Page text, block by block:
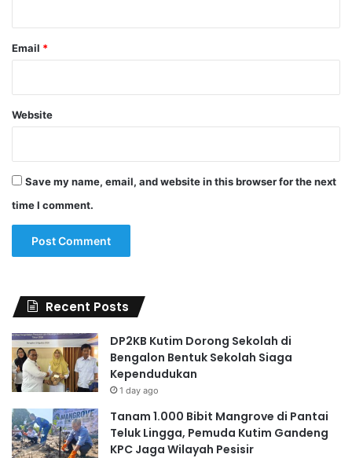
Email *
Website
Save my name, email, and website in this browser for the next
time I comment.
Recent Posts
DP2KB Kutim Dorong Sekolah di
Bengalon Bentuk Sekolah Siaga
Kependudukan
1 day ago
Tanam 1.000 Bibit Mangrove di Pantai
Teluk Lingga, Pemuda Kutim Gandeng
KPC Jaga Wilayah Pesisir